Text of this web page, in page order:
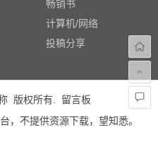
畅销书
计算机/网络
投稿分享
版权所有. 留言板
，不提供资源下载，望知悉。